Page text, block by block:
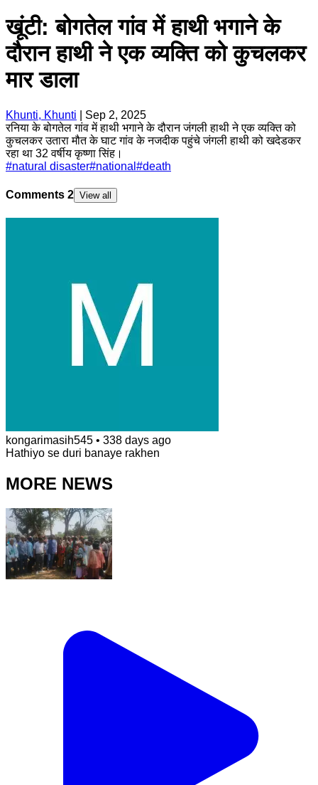
खूंटी: बोगतेल गांव में हाथी भगाने के
दौरान हाथी ने एक व्यक्ति को कुचलकर
मार डाला
Khunti, Khunti
Sep 2, 2025
रनिया के बोगतेल गांव में हाथी भगाने के दौरान जंगली हाथी ने एक व्यक्ति को
कुचलकर उतारा मौत के घाट गांव के नजदीक पहुंचे जंगली हाथी को खदेडकर
रहा था 32 वर्षीय कृष्णा सिंह।
#natural disaster#national #death
Comments 2 View all
kongarimasih545 • 338 days ago
Hathiyo se duri banaye rakhen
MORE NEWS